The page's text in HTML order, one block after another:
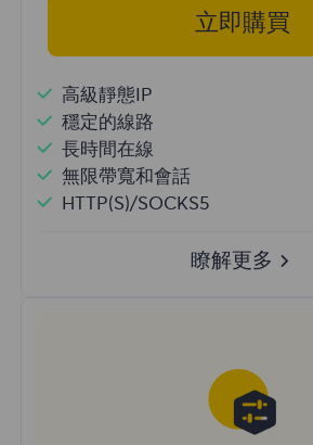
立即購買
高級靜態IP
穩定的線路
長時間在線
無限帶寬和會話
HTTP(S)/SOCKS5
瞭解更多